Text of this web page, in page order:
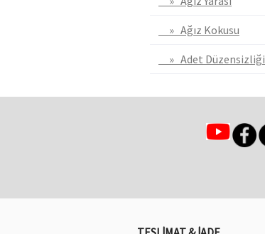
» Ağız Kokusu
» Adet Düzensizliği